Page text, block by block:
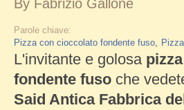
By Fabrizio Gallone
Parole chiave:
Pizza con cioccolato fondente fuso
Pizza
L'invitante e golosa
fondente fuso che
Said Antica Fabbrica